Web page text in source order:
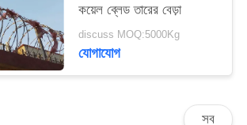
কয়েল ব্লেড তারের বেড়া
discuss MOQ:5000Kg
যোগাযোগ
সব